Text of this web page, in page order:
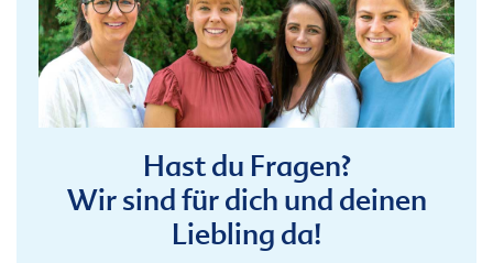
Hast du Fragen?
Wir sind für dich und deinen
Liebling da!